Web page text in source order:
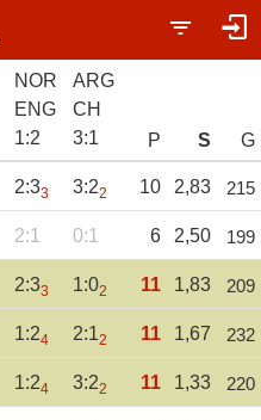
NOR
ENG
1:2
ARG
CH
3:1 P S G
2:33 3:22 10 2,83 215
2:1 0:1 6 2,50 199
2:33 1:02 11 1,83 209
1:24 2:12 11 1,67 232
1:24 3:22 11 1,33 220